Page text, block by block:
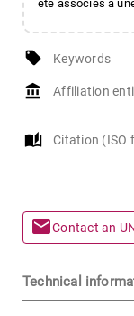
été associés à
local_offer Keywords
account_balance Affiliation
auto_stories Citation (ISO
mailContact an
Technical